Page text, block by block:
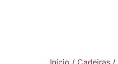
Início / Cadeiras /